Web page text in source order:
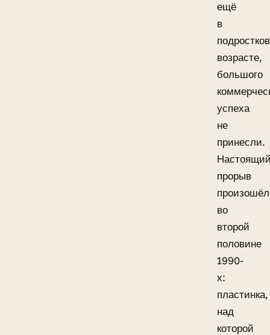
ещё
в
возрасте,
большого
успеха
не
принесли.
прорыв
произошёл
во
второй
половине
1990-
х:
пластинка,
над
которой